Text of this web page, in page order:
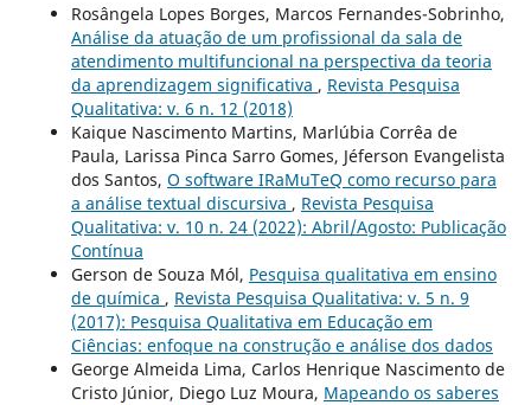
Rosângela Lopes Borges, Marcos Fernandes-Sobrinho,
Análise da atuação de um profissional da sala de
atendimento multifuncional na perspectiva da teoria
da aprendizagem significativa , Revista Pesquisa
Qualitativa: v. 6 n. 12 (2018)
Kaique Nascimento Martins, Marlúbia Corrêa de
Paula, Larissa Pinca Sarro Gomes, Jéferson Evangelista
dos Santos, O software IRaMuTeQ como recurso para
a análise textual discursiva , Revista Pesquisa
Qualitativa: v. 10 n. 24 (2022): Abril/Agosto: Publicação
Contínua
Gerson de Souza Mól, Pesquisa qualitativa em ensino
de química , Revista Pesquisa Qualitativa: v. 5 n. 9
(2017): Pesquisa Qualitativa em Educação em
Ciências: enfoque na construção e análise dos dados
George Almeida Lima, Carlos Henrique Nascimento de
Cristo Júnior, Diego Luz Moura, Mapeando os saberes